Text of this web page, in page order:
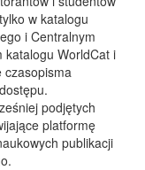
w katalogu
i Centralnym
katalogu WorldCat i
czasopisma
podjętych
platformę
publikacji